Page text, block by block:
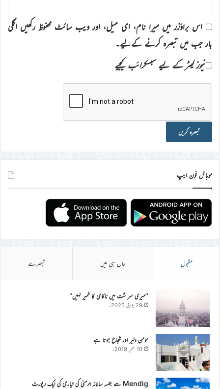
اس براؤزر میں میرا نام، ای میل، اور ویب سائٹ محفوظ رکھیں اگلی
بار جب میں تبصرہ کرنے کےلیے۔
نیوز لیٹر کے لیے سبسکرائب کیجیے
موبائل فون ایپ
مقبول حال ہی میں تبصرے
’’میری سر شت میں ناکامی کا خمیر نہیں‘‘
29 جولائی 2025ء
مومن دلیر اور شجاع ہوتا ہے
10 ستمبر 2019ء
Mendig سے جلسہ سالانہ جرمنی کی تیاری کی ایک رپورٹ